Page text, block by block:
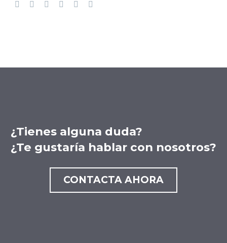
¿Tienes alguna duda?
¿Te gustaría hablar con nosotros?
CONTACTA AHORA